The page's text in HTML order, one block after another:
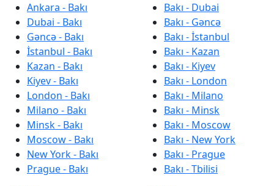
Ankara - Bakı
Dubai - Bakı
Gəncə - Bakı
İstanbul - Bakı
Kazan - Bakı
Kiyev - Bakı
London - Bakı
Milano - Bakı
Minsk - Bakı
Moscow - Bakı
New York - Bakı
Prague - Bakı
Bakı - Dubai
Bakı - Gəncə
Bakı - İstanbul
Bakı - Kazan
Bakı - Kiyev
Bakı - London
Bakı - Milano
Bakı - Minsk
Bakı - Moscow
Bakı - New York
Bakı - Prague
Bakı - Tbilisi